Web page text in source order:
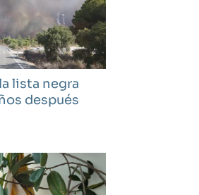
lista negra
después